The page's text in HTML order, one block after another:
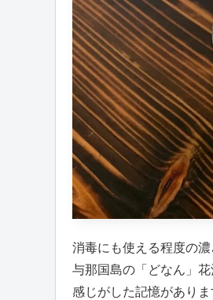
消毒にも使える程度の
与那国島の「どなん」
感じがした記憶があり